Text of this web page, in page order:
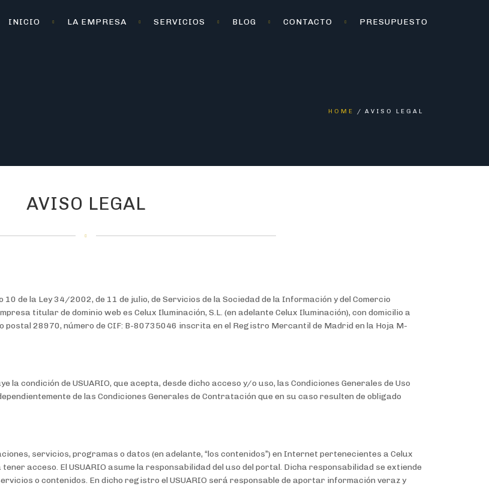
INICIO LA EMPRESA SERVICIOS BLOG CONTACTO PRESUPUESTO
HOME AVISO LEGAL
AVISO LEGAL
de la Ley 34/2002, de 11 de julio, de Servicios de la Sociedad de la Información y del Comercio
titular de dominio web es Celux Iluminación, S.L. (en adelante Celux Iluminación), con domicilio a
postal 28970, número de CIF: B-80735046 inscrita en el Registro Mercantil de Madrid en la Hoja M-
la condición de USUARIO, que acepta, desde dicho acceso y/o uso, las Condiciones Generales de Uso
de las Condiciones Generales de Contratación que en su caso resulten de obligado
servicios, programas o datos (en adelante, “los contenidos”) en Internet pertenecientes a Celux
acceso. El USUARIO asume la responsabilidad del uso del portal. Dicha responsabilidad se extiende
o contenidos. En dicho registro el USUARIO será responsable de aportar información veraz y